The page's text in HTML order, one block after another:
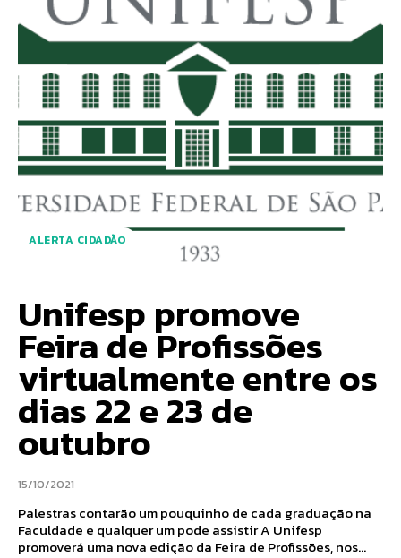
ALERTA CIDADÃO
Unifesp promove
Feira de Profissões
virtualmente entre os
dias 22 e 23 de
outubro
15/10/2021
Palestras contarão um pouquinho de cada graduação na
Faculdade e qualquer um pode assistir A Unifesp
promoverá uma nova edição da Feira de Profissões, nos...